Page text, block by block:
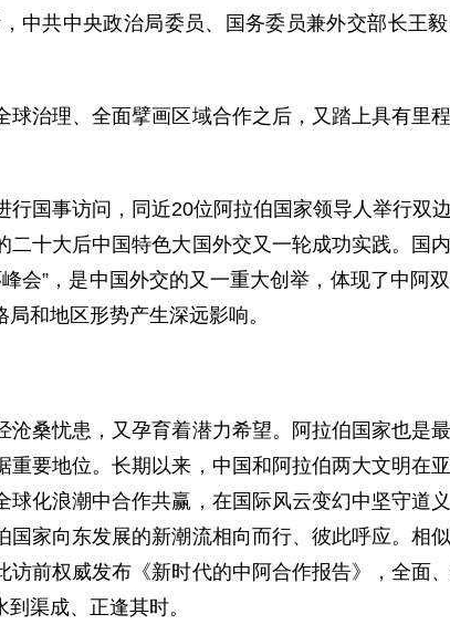
中共中央政治局委员、国务委员兼外交部长王
治理、全面擘画区域合作之后，又踏上具有里
国事访问，同近20位阿拉伯国家领导人举行双
十大后中国特色大国外交又一轮成功实践。国
会”，是中国外交的又一重大创举，体现了中阿
和地区形势产生深远影响。
桑忧患，又孕育着潜力希望。阿拉伯国家也是
要地位。长期以来，中国和阿拉伯两大文明在
化浪潮中合作共赢，在国际风云变幻中坚守道
家向东发展的新潮流相向而行、彼此呼应。相
前权威发布《新时代的中阿合作报告》，全面
渠成、正逢其时。